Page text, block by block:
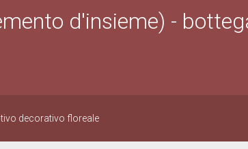
d'insieme) -
decorativo floreale